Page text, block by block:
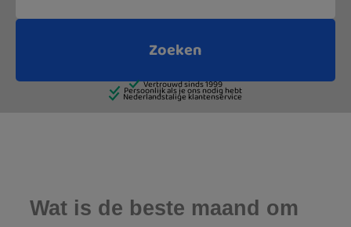
Wat is de beste maand om